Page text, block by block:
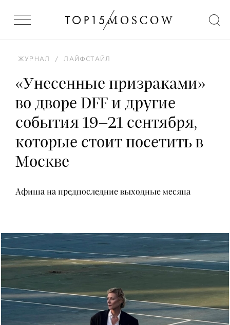
ЖУРНАЛ / ЛАЙФСТАЙЛ
«Унесенные призраками»
во дворе DFF и другие
события 19–21 сентября,
которые стоит посетить в
Москве
Афиша на предпоследние выходные месяца